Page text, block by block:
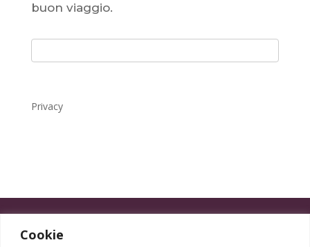
Cookie
buon viaggio.
Privacy